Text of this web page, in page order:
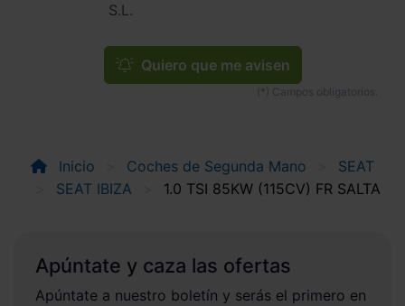
S.L.
Quiero que me avisen
Inicio Coches de Segunda Mano
SEAT
SEAT IBIZA
1.0 TSI 85KW (115CV) FR SALTA
Apúntate y caza las ofertas
Apúntate a nuestro boletín y serás el primero en